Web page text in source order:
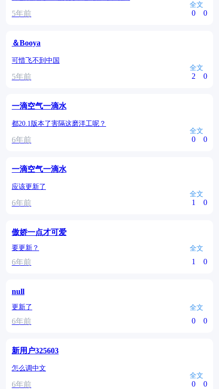
全文
5年前 0 0
＆Booya
可惜飞不到中国
全文
5年前 2 0
一滴空气一滴水
都20.1版本了害隔这磨洋工呢？
全文
6年前 0 0
一滴空气一滴水
应该更新了
全文
6年前 1 0
傲娇一点才可爱
要更新？ 全文
6年前 1 0
null
更新了 全文
6年前 0 0
新用户325603
怎么调中文
全文
6年前 0 0